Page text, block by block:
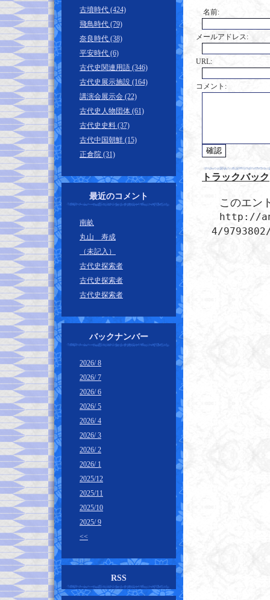
古墳時代 (424)
飛鳥時代 (79)
奈良時代 (38)
平安時代 (6)
古代史関連用語 (346)
古代史展示施設 (164)
講演会展示会 (22)
古代史人物団体 (61)
古代史史料 (37)
古代中国朝鮮 (15)
正倉院 (31)
最近のコメント
南畝
丸山 寿成
（未記入）
古代史探索者
古代史探索者
古代史探索者
バックナンバー
2026/ 8
2026/ 7
2026/ 6
2026/ 5
2026/ 4
2026/ 3
2026/ 2
2026/ 1
2025/12
2025/11
2025/10
2025/ 9
<<
RSS
名前:
メールアドレス:
URL:
コメント:
トラックバック
このエン
http://
4/